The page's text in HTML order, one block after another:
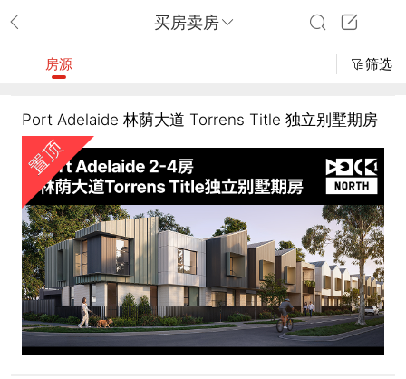
买房卖房
房源 筛选
Port Adelaide 林荫大道 Torrens Title 独立别墅期房